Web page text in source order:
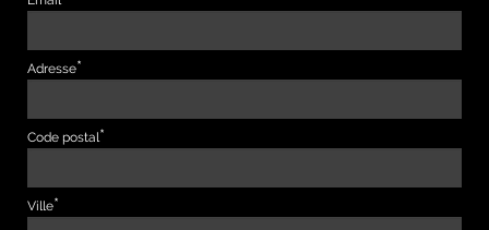
Adresse
Code postal
Ville